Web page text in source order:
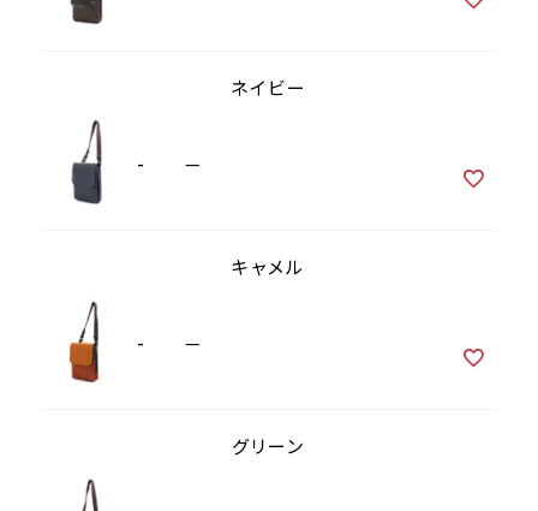
ネイビー
- —
キャメル
- —
グリーン